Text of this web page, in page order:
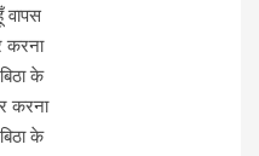
वापस
करना
के
करना
के